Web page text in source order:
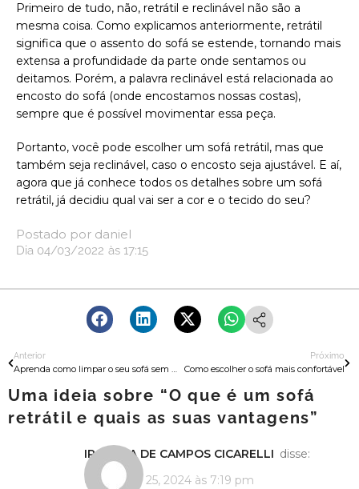
Primeiro de tudo, não, retrátil e reclinável não são a
mesma coisa. Como explicamos anteriormente, retrátil
significa que o assento do sofá se estende, tornando mais
extensa a profundidade da parte onde sentamos ou
deitamos. Porém, a palavra reclinável está relacionada ao
encosto do sofá (onde encostamos nossas costas),
sempre que é possível movimentar essa peça.
Portanto, você pode escolher um sofá retrátil, mas que
também seja reclinável, caso o encosto seja ajustável. E aí,
agora que já conhece todos os detalhes sobre um sofá
retrátil, já decidiu qual vai ser a cor e o tecido do seu?
Postado por daniel
Dia 04/03/2022 às 17:15
Anterior
Aprenda como limpar o seu sofá sem danificá-lo
Próximo
Como escolher o sofá mais confortável
Uma ideia sobre “O que é um sofá
retrátil e quais as suas vantagens”
IRACEMA DE CAMPOS CICARELLI disse:
dezembro 25, 2024 às 7:19 pm